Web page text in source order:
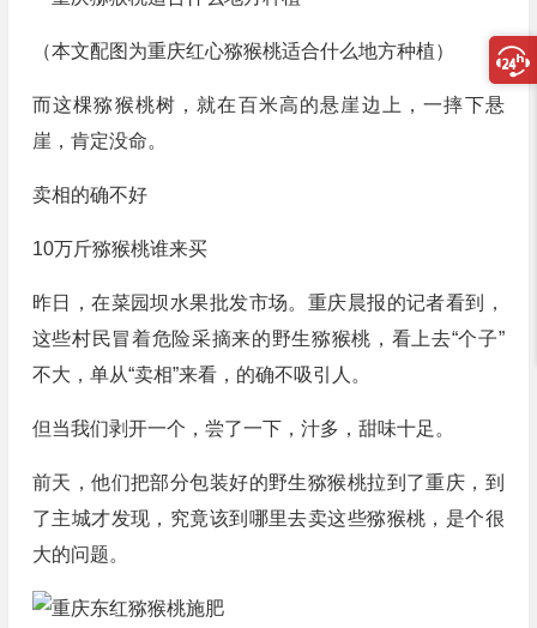
（本文配图为重庆红心猕猴桃适合什么地方种植）
而这棵猕猴桃树，就在百米高的悬崖边上，一摔下悬
崖，肯定没命。
卖相的确不好
10万斤猕猴桃谁来买
昨日，在菜园坝水果批发市场。重庆晨报的记者看到，
这些村民冒着危险采摘来的野生猕猴桃，看上去“个子”
不大，单从“卖相”来看，的确不吸引人。
但当我们剥开一个，尝了一下，汁多，甜味十足。
前天，他们把部分包装好的野生猕猴桃拉到了重庆，到
了主城才发现，究竟该到哪里去卖这些猕猴桃，是个很
大的问题。